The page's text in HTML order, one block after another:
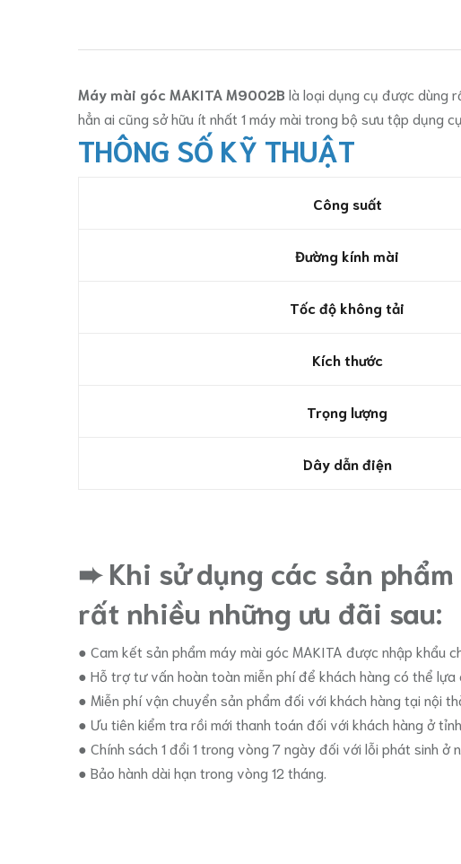
Máy mài góc MAKITA M9002B là loại dụng cụ được dùng
hẳn ai cũng sở hữu ít nhất 1 máy mài trong bộ sưu tập dụng
THÔNG SỐ KỸ THUẬT
Công suất
Đường kính mài
Tốc độ không tải
Kích thước
Trọng lượng
Dây dẫn điện
➨ Khi sử dụng các sản
rất nhiều những ưu đãi sau:
● Cam kết sản phẩm máy mài góc MAKITA được nhập khẩu
● Hỗ trợ tư vấn hoàn toàn miễn phí để khách hàng có thể
● Miễn phí vận chuyển sản phẩm đối với khách hàng tại nội
● Ưu tiên kiểm tra rồi mới thanh toán đối với khách hàng ở tỉnh.
● Chính sách 1 đổi 1 trong vòng 7 ngày đối với lỗi phát sinh ở
● Bảo hành dài hạn trong vòng 12 tháng.